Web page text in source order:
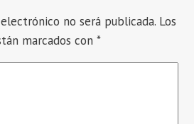
no será publicada. Los
marcados con *